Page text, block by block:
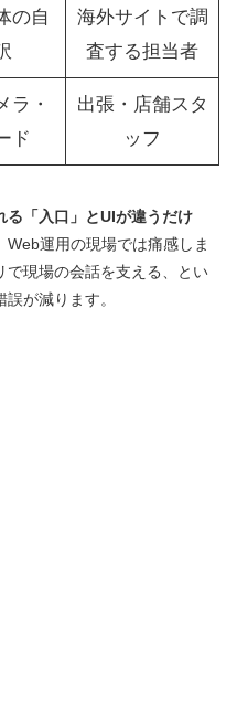
の自
海外サイトで調
査する担当者
ラ・
ド
出張・店舗スタ
ッフ
る「入口」とUIが違うだけ
Web運用の現場では痛感しま
で現場の会話を支える、とい
が減ります。